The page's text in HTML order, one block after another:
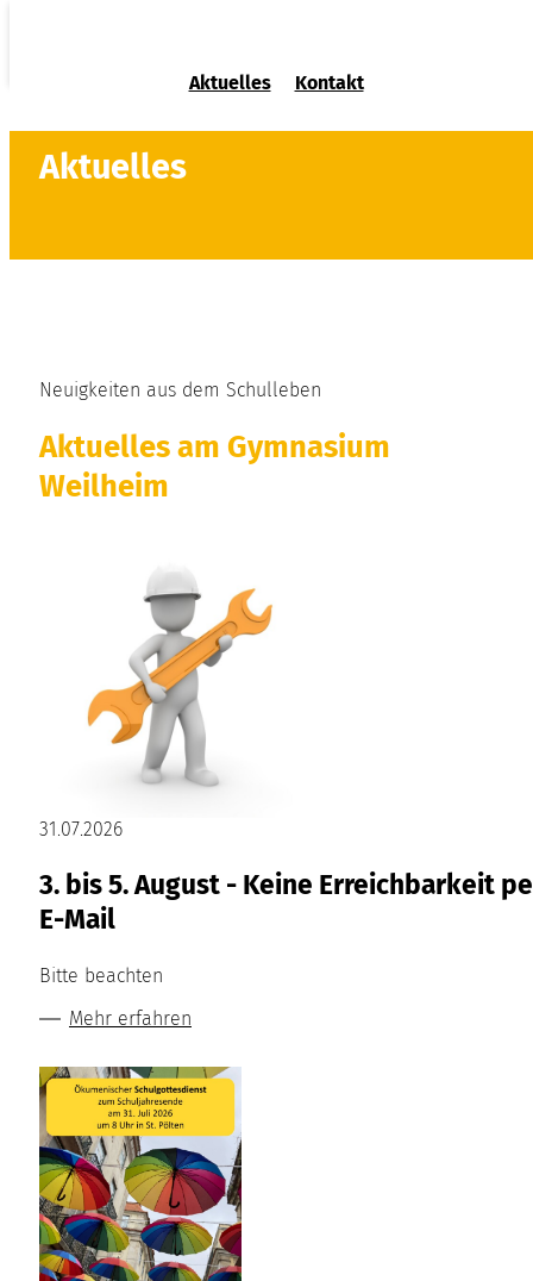
Aktuelles Kontakt
Aktuelles
Neuigkeiten aus dem Schulleben
Aktuelles am Gymnasium
Weilheim
31.07.2026
3. bis 5. August - Keine Erreichbarkeit
E-Mail
Bitte beachten
Mehr erfahren